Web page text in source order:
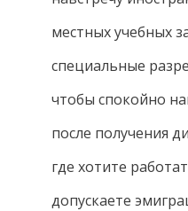
местных учебных
специальные
чтобы спокойно
после получения
где хотите
допускаете